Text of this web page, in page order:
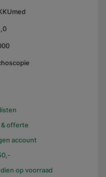
offerte
account
op voorraad